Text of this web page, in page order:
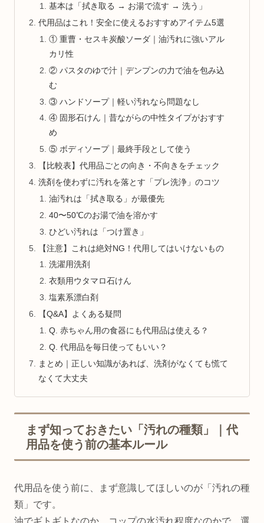
基本は「拭き取る → お湯で流す → 洗う」
代用品はこれ！安全に使えるおすすめアイテム5選
① 重曹・セスキ炭酸ソーダ｜油汚れに強いアル
カリ性
② パスタのゆで汁｜デンプンの力で油を包み込
む
③ ハンドソープ｜軽い汚れなら問題なし
④ 固形石けん｜昔ながらの中性タイプがおすす
め
⑤ ボディソープ｜最終手段として使う
【比較表】代用品ごとの向き・不向きをチェック
洗剤を使わずに汚れを落とす「プレ洗浄」のコツ
油汚れは「拭き取る」が最優先
40〜50℃のお湯で油を溶かす
ひどい汚れは「つけ置き」
【注意】これは絶対NG！代用してはいけないもの
洗濯用洗剤
衣類用ウタマロ石けん
塩素系漂白剤
【Q&A】よくある疑問
Q. 赤ちゃん用の食器にも代用品は使える？
Q. 代用品を毎日使ってもいい？
まとめ｜正しい知識があれば、洗剤がなくても慌て
なくて大丈夫
まず知っておきたい「汚れの種類」｜代
用品を使う前の基本ルール
代用品を使う前に、まず意識してほしいのが「汚れの種
類」です。
油でギトギトなのか、コップの水汚れ程度なのかで、選